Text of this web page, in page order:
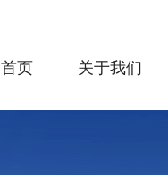
首页 关于我们